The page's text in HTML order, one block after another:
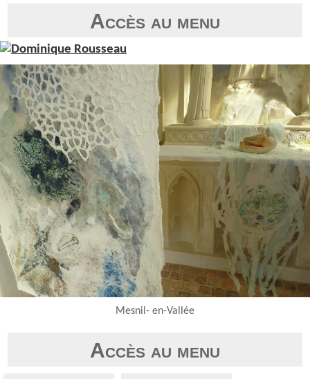
Accès au menu
Mesnil- en-Vallée
Accès au menu